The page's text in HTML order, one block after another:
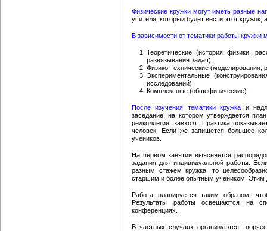
Физические кружки могут иметь разные
учителя, который будет вести этот
В зависимости от тематики работы кружки
Теоретические (история физики,
развязывания задач).
Физико-технические (моделирования,
Экспериментальные
исследований).
Комплексные (общефизические).
После изучения тематики кружка и
заседание, на котором утверждается
редколлегия, завхоз). Практика
человек. Если же запишется большее
учеников.
На первом занятии выясняется
задания для индивидуальной работы.
разным стажем кружка, то
старшим и более опытным учеником. Этим
Работа планируется таким образом,
Результаты работы освещаются на
конференциях.
В частных случаях организуются